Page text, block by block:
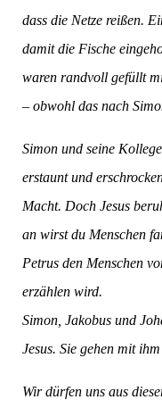
dass die Netze reißen.
damit die Fische
waren randvoll gefüllt
– obwohl das nach
Simon und seine
erstaunt und
Macht. Doch Jesus
an wirst du Menschen
Petrus den Menschen
erzählen wird.
Simon, Jakobus und
Jesus. Sie gehen mit
Wir dürfen uns aus